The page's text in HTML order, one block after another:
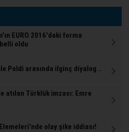
EURO 2016'daki forma
oldu
Poldi arasında ilginç diyalog ..
atılan Türklük imzası: Emre
olay şike iddiası!